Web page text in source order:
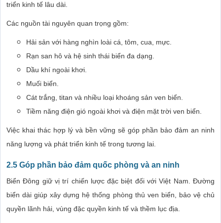
triển kinh tế lâu dài.
Các nguồn tài nguyên quan trọng gồm:
Hải sản với hàng nghìn loài cá, tôm, cua, mực.
Rạn san hô và hệ sinh thái biển đa dạng.
Dầu khí ngoài khơi.
Muối biển.
Cát trắng, titan và nhiều loại khoáng sản ven biển.
Tiềm năng điện gió ngoài khơi và điện mặt trời ven biển.
Việc khai thác hợp lý và bền vững sẽ góp phần bảo đảm an ninh
năng lượng và phát triển kinh tế trong tương lai.
2.5 Góp phần bảo đảm quốc phòng và an ninh
Biển Đông giữ vị trí chiến lược đặc biệt đối với Việt Nam. Đường
biển dài giúp xây dựng hệ thống phòng thủ ven biển, bảo vệ chủ
quyền lãnh hải, vùng đặc quyền kinh tế và thềm lục địa.